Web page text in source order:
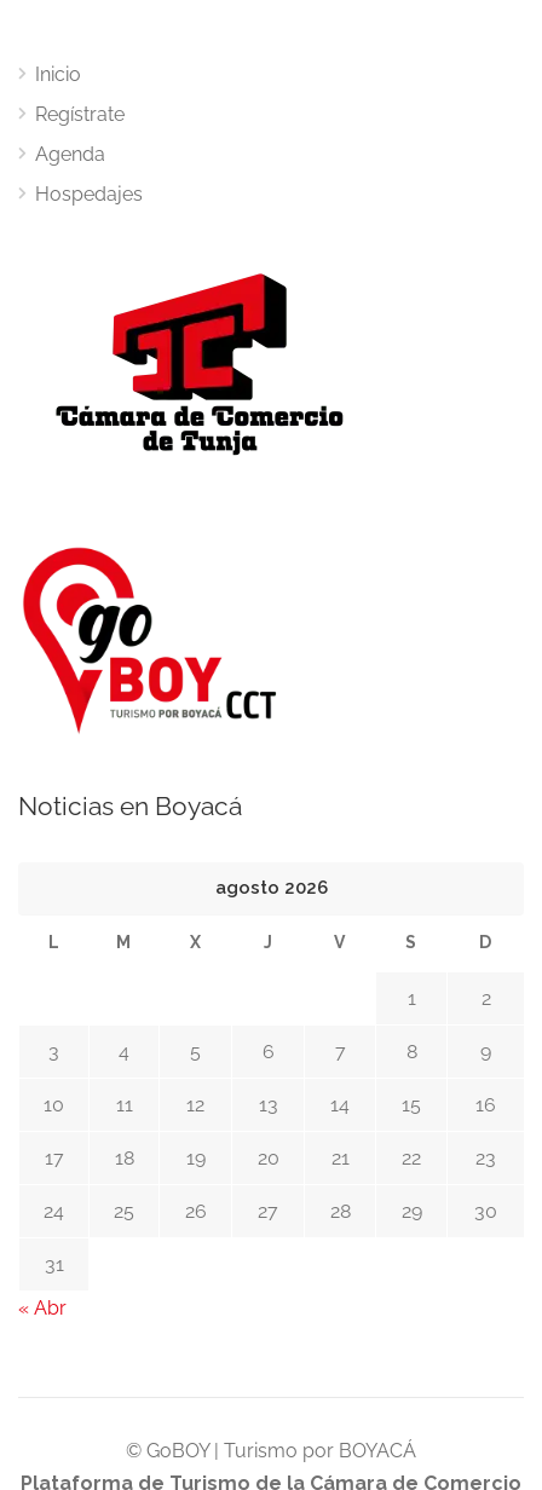
Inicio
Regístrate
Agenda
Hospedajes
Noticias en Boyacá
agosto 2026
L M X J V S D
1 2
3 4 5 6 7 8 9
10 11 12 13 14 15 16
17 18 19 20 21 22 23
24 25 26 27 28 29 30
31
« Abr
© GoBOY | Turismo por BOYACÁ
Plataforma de Turismo de la Cámara de Comercio